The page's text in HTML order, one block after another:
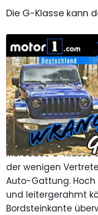
Die G-Klasse kann
Von:Daniel
29. Mär. 2019um
Genug mit den
echten
Mercedes G-Klasse
der wenigen
Auto-Gattung.
und leitergerahmt
Bordsteinkante